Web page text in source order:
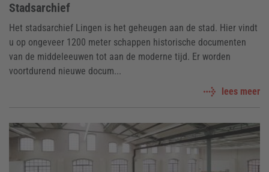
Stadsarchief
Het stadsarchief Lingen is het geheugen aan de stad. Hier vindt
u op ongeveer 1200 meter schappen historische documenten
van de middeleeuwen tot aan de moderne tijd. Er worden
voortdurend nieuwe docum...
lees meer